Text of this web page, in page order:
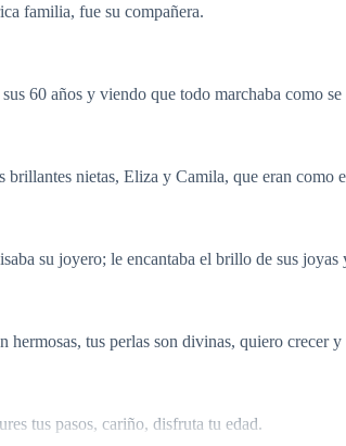
familia, fue su compañera.
60 años y viendo que todo marchaba como
brillantes nietas, Eliza y Camila, que eran como
su joyero; le encantaba el brillo de sus joyas
hermosas, tus perlas son divinas, quiero crecer y
tus pasos, cariño, disfruta tu edad.